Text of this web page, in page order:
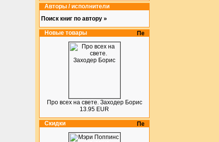
Авторы / исполнители
Поиск книг по автору »
Новые товары
Про всех на свете. Заходер Борис
13.95 EUR
Скидки